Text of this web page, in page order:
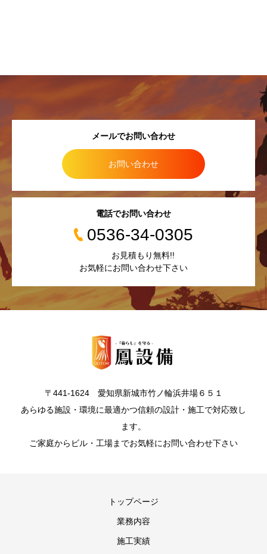
メールでお問い合わせ
お問い合わせ
電話でお問い合わせ
0536-34-0305
お見積もり無料!!
お気軽にお問い合わせ下さい
〒441-1624 愛知県新城市竹ノ輪浜井場６５１
あらゆる施設・環境に最適かつ信頼の設計・施工で対応致し
ます。
ご家庭からビル・工場までお気軽にお問い合わせ下さい
トップページ
業務内容
施工実績